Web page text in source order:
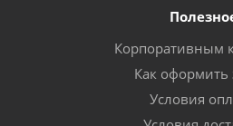
Корпоративным
Как оформить
Условия